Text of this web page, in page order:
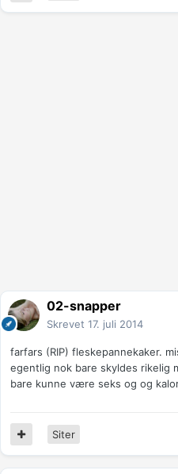
02-snapper
Skrevet 17. juli 2014
farfars (RIP) fleskepannekaker.
egentlig nok bare skyldes rikelig
bare kunne være seks og og
Siter